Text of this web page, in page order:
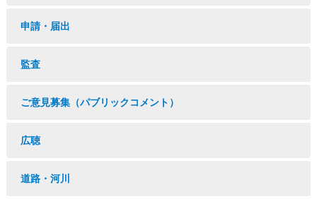
申請・届出
監査
ご意見募集（パブリックコメント）
広聴
道路・河川